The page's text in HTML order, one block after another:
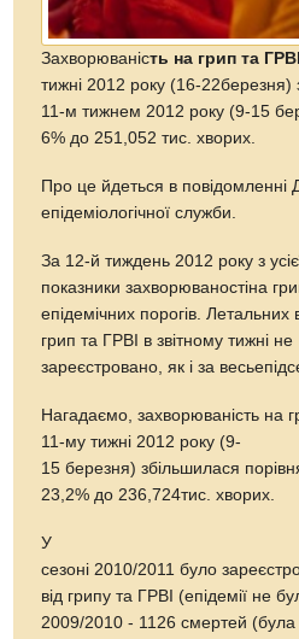
Захворюваність на грип та ГРВІ
тижні 2012 року (16-22березня)
11-м тижнем 2012 року (9-15
6% до 251,052 тис. хворих.
Про це йдеться в повідомленні
епідеміологічної служби.
За 12-й тиждень 2012 року з
показники захворюваностіна
епідемічних порогів.
грип та ГРВІ в звітному тижні не
зареєстровано, як і за
Нагадаємо, захворюваність на
11-му тижні 2012 року (9-
15 березня) збільшилася
23,2% до 236,724тис. хворих.
У
сезоні 2010/2011 було
від грипу та ГРВІ (епідемії не
2009/2010 - 1126 смертей (була